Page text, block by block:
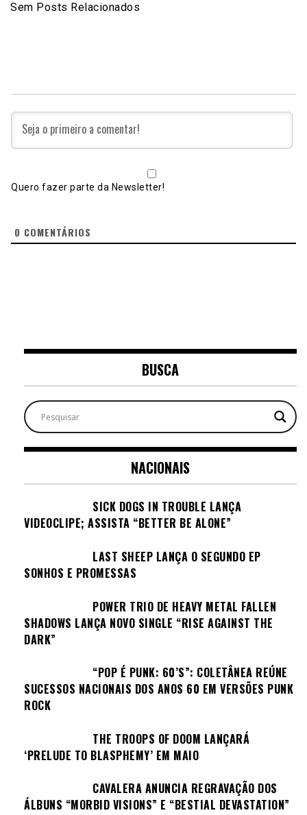
Sem Posts Relacionados
Quero fazer parte da Newsletter!
0 COMENTÁRIOS
BUSCA
NACIONAIS
SICK DOGS IN TROUBLE LANÇA
VIDEOCLIPE; ASSISTA “BETTER BE ALONE”
LAST SHEEP LANÇA O SEGUNDO EP
SONHOS E PROMESSAS
POWER TRIO DE HEAVY METAL FALLEN
SHADOWS LANÇA NOVO SINGLE “RISE AGAINST THE
DARK”
“POP É PUNK: 60’S”: COLETÂNEA REÚNE
SUCESSOS NACIONAIS DOS ANOS 60 EM VERSÕES PUNK
ROCK
THE TROOPS OF DOOM LANÇARÁ
‘PRELUDE TO BLASPHEMY’ EM MAIO
CAVALERA ANUNCIA REGRAVAÇÃO DOS
ÁLBUNS “MORBID VISIONS” E “BESTIAL DEVASTATION”